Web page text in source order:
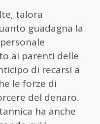
talora
guadagna la
ai parenti delle
di recarsi a
le forze di
del denaro.
ha anche